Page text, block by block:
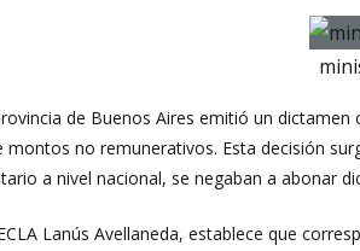
de Buenos Aires emitió un
montos no remunerativos. Esta decisión
a nivel nacional, se negaban a abonar
Lanús Avellaneda, establece que